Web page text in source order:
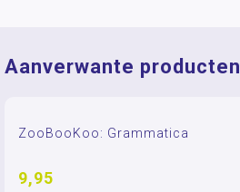
Aanverwante producten
ZooBooKoo: Grammatica
9,95